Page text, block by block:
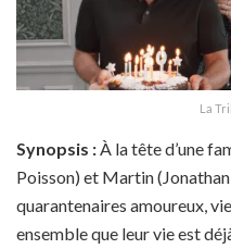
La
Synopsis : À la tête d’une
Poisson) et Martin
quarantenaires amoureux,
ensemble que leur vie est